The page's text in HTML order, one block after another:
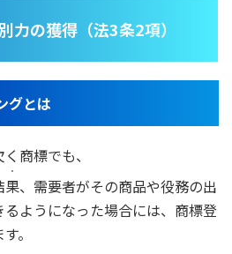
力の獲得（法3条2項）
グとは
商標でも、
果、需要者がその商品や役務の出
ようになった場合には、商標登
。